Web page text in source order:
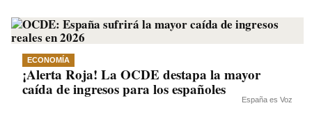
ECONOMÍA
¡Alerta Roja! La OCDE destapa la mayor
caída de ingresos para los españoles
España es Voz